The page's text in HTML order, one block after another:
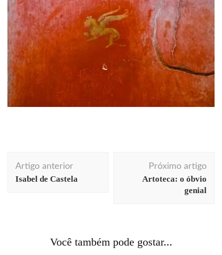
Navegação
de
Artigo anterior
Isabel de Castela
Próximo artigo
Artoteca: o óbvio
genial
Você também pode gostar...